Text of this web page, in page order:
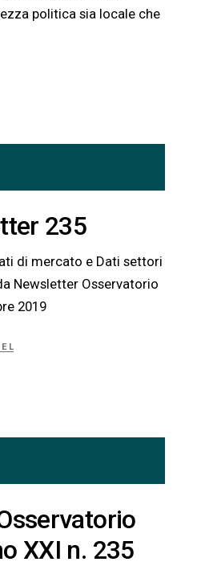
politica sia locale che
235
di mercato e Dati settori
Newsletter Osservatorio
2019
XXI n. 235